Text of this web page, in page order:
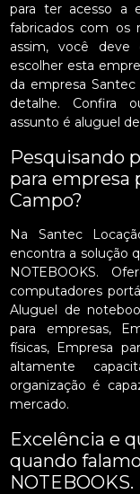
para ter acesso a
fabricados com os
assim, você
escolher esta
da empresa
detalhe. Confira
assunto é aluguel
Pesquisando
para empresa
Campo?
Na Santec
encontra a solução
NOTEBOOKS.
computadores
Aluguel de
para empresas,
físicas, Empresa
altamente
organização é
mercado.
Excelência e
quando
NOTEBOOKS.